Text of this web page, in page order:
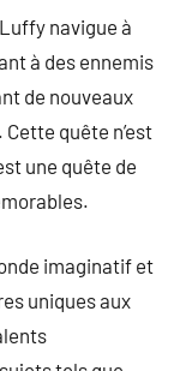
navigue à
à des ennemis
de nouveaux
quête n’est
une quête de
imaginatif et
uniques aux